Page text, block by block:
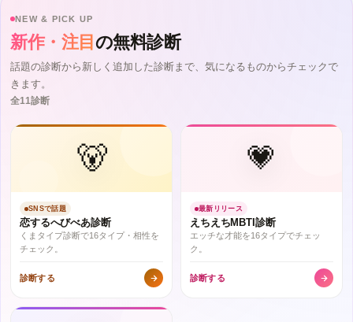
NEW & PICK UP
新作・注目 の無料診断
話題の診断から新しく追加した診断まで、気になるものからチェックで
きます。
全11診断
🐻
SNSで話題
恋するへびべあ診断
くまタイプ診断で16タイプ・相性を
チェック。
診断する
💗
最新リリース
えちえちMBTI診断
エッチな才能を16タイプでチェッ
ク。
診断する